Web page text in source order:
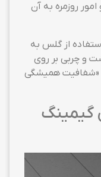
روزمره به آن
از گلس به
و چربی بر روی
«شفافیت همیشگی